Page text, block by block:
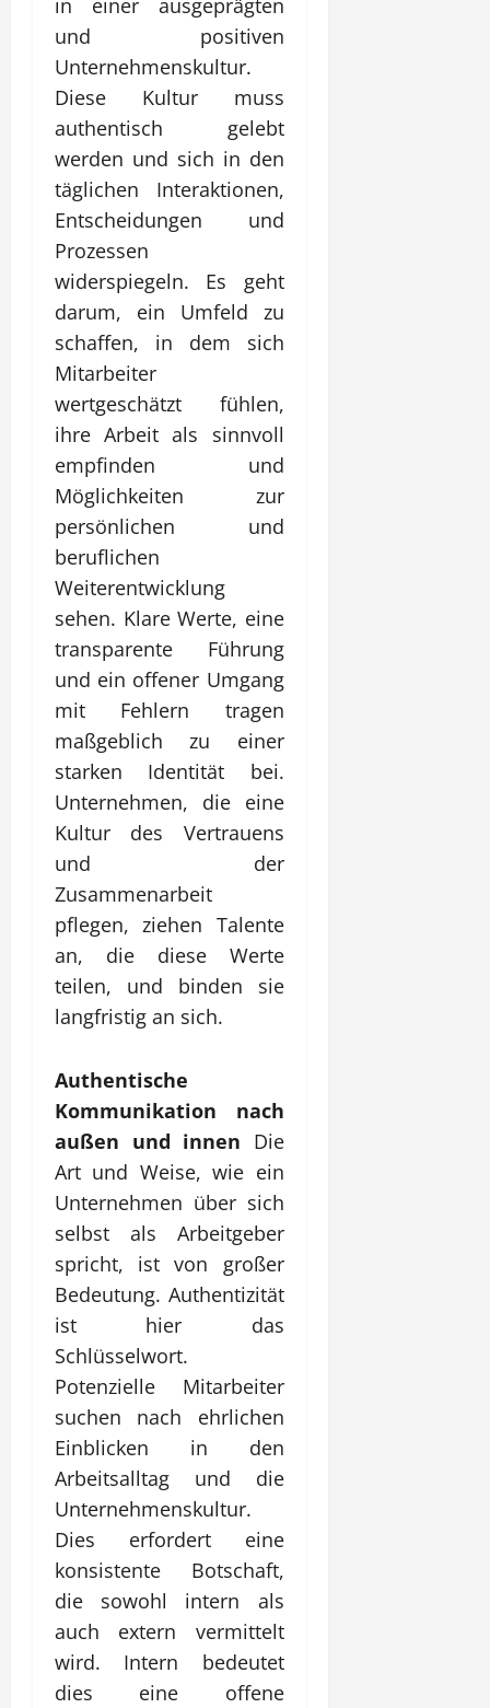
in einer ausgeprägten
und positiven
Unternehmenskultur.
Diese Kultur muss
authentisch gelebt
werden und sich in den
täglichen Interaktionen,
Entscheidungen und
Prozessen
widerspiegeln. Es geht
darum, ein Umfeld zu
schaffen, in dem sich
Mitarbeiter
wertgeschätzt fühlen,
ihre Arbeit als sinnvoll
empfinden und
Möglichkeiten zur
persönlichen und
beruflichen
Weiterentwicklung
sehen. Klare Werte, eine
transparente Führung
und ein offener Umgang
mit Fehlern tragen
maßgeblich zu einer
starken Identität bei.
Unternehmen, die eine
Kultur des Vertrauens
und der
Zusammenarbeit
pflegen, ziehen Talente
an, die diese Werte
teilen, und binden sie
langfristig an sich.
Authentische
Kommunikation nach
außen und innen Die
Art und Weise, wie ein
Unternehmen über sich
selbst als Arbeitgeber
spricht, ist von großer
Bedeutung. Authentizität
ist hier das
Schlüsselwort.
Potenzielle Mitarbeiter
suchen nach ehrlichen
Einblicken in den
Arbeitsalltag und die
Unternehmenskultur.
Dies erfordert eine
konsistente Botschaft,
die sowohl intern als
auch extern vermittelt
wird. Intern bedeutet
dies eine offene